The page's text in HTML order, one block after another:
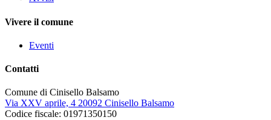
Vivere il comune
Eventi
Contatti
Comune di Cinisello Balsamo
Via XXV aprile, 4 20092 Cinisello Balsamo
Codice fiscale: 01971350150